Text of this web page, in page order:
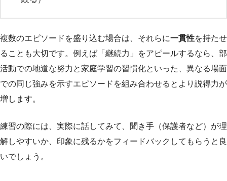
複数のエピソードを盛り込む場合は、それらに一貫性を持たせ
ることも大切です。例えば「継続力」をアピールするなら、部
活動での地道な努力と家庭学習の習慣化といった、異なる場面
での同じ強みを示すエピソードを組み合わせるとより説得力が
増します。
練習の際には、実際に話してみて、聞き手（保護者など）が理
解しやすいか、印象に残るかをフィードバックしてもらうと良
いでしょう。